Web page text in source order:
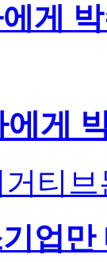
게
게
티
업